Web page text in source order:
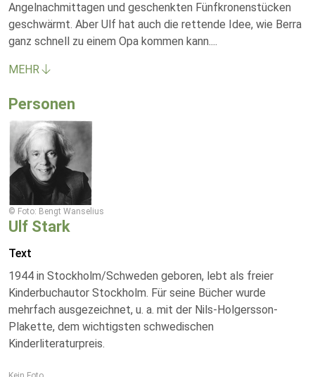
Angelnachmittagen und geschenkten Fünfkronenstücken
geschwärmt. Aber Ulf hat auch die rettende Idee, wie Berra
ganz schnell zu einem Opa kommen kann....
MEHR
Personen
© Foto: Bengt Wanselius
Ulf Stark
Text
1944 in Stockholm/Schweden geboren, lebt als freier
Kinderbuchautor Stockholm. Für seine Bücher wurde
mehrfach ausgezeichnet, u. a. mit der Nils-Holgersson-
Plakette, dem wichtigsten schwedischen
Kinderliteraturpreis.